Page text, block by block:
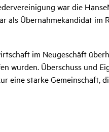
war die
als Übernahmekandidat im
im Neugeschäft
wurden. Überschuss und
eine starke Gemeinschaft,